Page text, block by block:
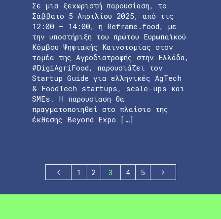
Σε μια ξεχωριστή παρουσίαση, το
Σάββατο 5 Απριλίου 2025, από τις
12:00 – 14:00, η Reframe.food, με
την υποστήριξη του πρώτου Ευρωπαϊκού
Κόμβου Ψηφιακής Καινοτομίας στον
τομέα της Αγροδιατροφής στην Ελλάδα,
#DigiAgriFood, παρουσιάζει τον
Startup Guide για ελληνικές AgTech
& FoodTech startups, scale-ups και
SMEs. Η παρουσίαση θα
πραγματοποιηθεί στο πλαίσιο της
έκθεσης Beyond Expo […]
1 2 3 4 5